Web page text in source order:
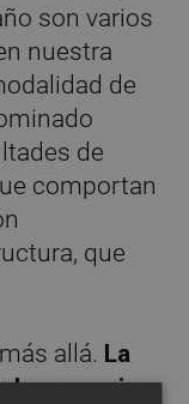
son varios
nuestra
de
de
comportan
que
allá. La
coronavirus